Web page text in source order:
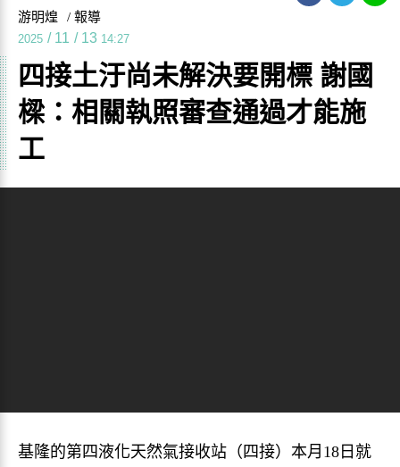
游明煌 / 報導
2025 / 11 / 13 14:27
四接土汙尚未解決要開標 謝國
樑：相關執照審查通過才能施
工
基隆的第四液化天然氣接收站（四接）本月18日就